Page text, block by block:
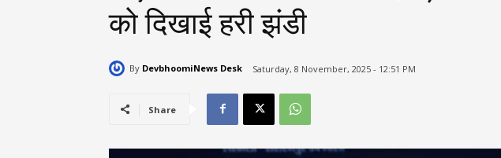
को दिखाई हरी झंडी
By DevbhoomiNews Desk Saturday, 8 November, 2025 - 12:51 PM
Share